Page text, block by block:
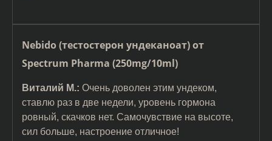
Nebido (тестостерон ундеканоат) от
Spectrum Pharma (250mg/10ml)
Виталий М.: Очень доволен этим ундеком,
ставлю раз в две недели, уровень гормона
ровный, скачков нет. Самочувствие на высоте,
сил больше, настроение отличное!